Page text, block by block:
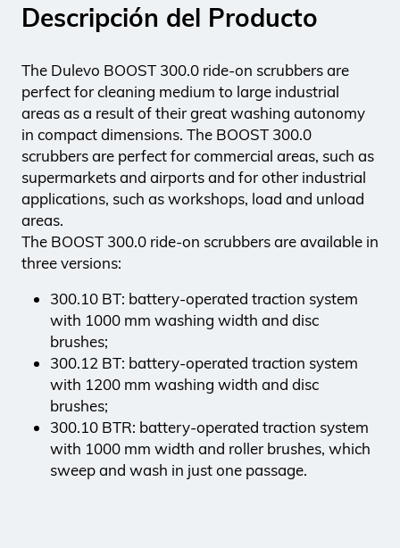
Descripción del Producto
The Dulevo BOOST 300.0 ride-on scrubbers are
perfect for cleaning medium to large industrial
areas as a result of their great washing autonomy
in compact dimensions. The BOOST 300.0
scrubbers are perfect for commercial areas, such as
supermarkets and airports and for other industrial
applications, such as workshops, load and unload
areas.
The BOOST 300.0 ride-on scrubbers are available in
three versions:
300.10 BT: battery-operated traction system
with 1000 mm washing width and disc
brushes;
300.12 BT: battery-operated traction system
with 1200 mm washing width and disc
brushes;
300.10 BTR: battery-operated traction system
with 1000 mm width and roller brushes, which
sweep and wash in just one passage.